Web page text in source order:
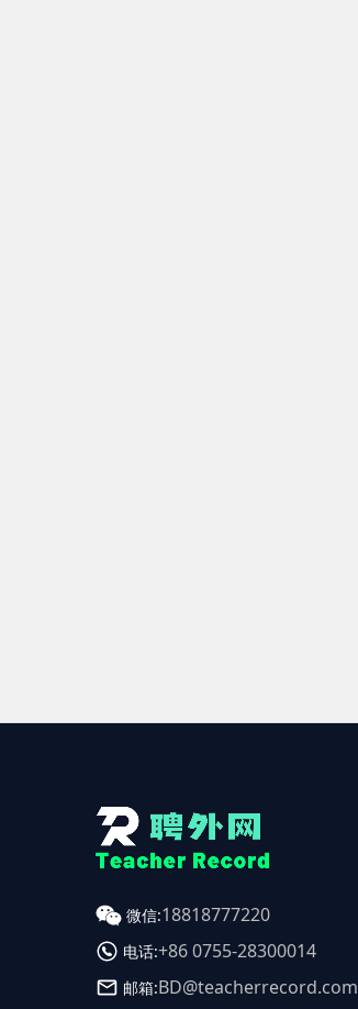
微信:18818777220
电话:+86 0755-28300014
邮箱:BD@teacherrecord.com